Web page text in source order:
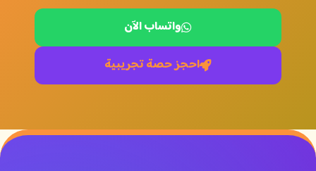
واتساب الآن
احجز حصة تجريبية